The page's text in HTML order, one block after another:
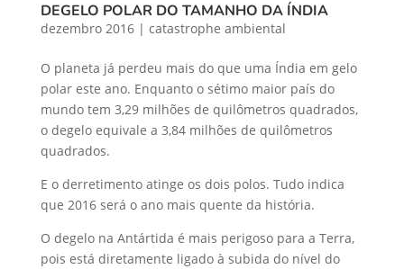
DEGELO POLAR DO TAMANHO DA ÍNDIA
dezembro 2016| catastrophe ambiental
O planeta já perdeu mais do que uma Índia em gelo
polar este ano. Enquanto o sétimo maior país do
mundo tem 3,29 milhões de quilômetros quadrados,
o degelo equivale a 3,84 milhões de quilômetros
quadrados.
E o derretimento atinge os dois polos. Tudo indica
que 2016 será o ano mais quente da história.
O degelo na Antártida é mais perigoso para a Terra,
pois está diretamente ligado à subida do nível do